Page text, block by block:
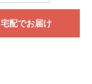
宅配でお届け